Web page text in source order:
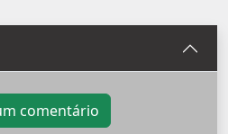
comentário